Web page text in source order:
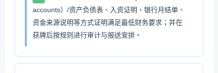
accounts）/资产负债表、入资证明、银行月结单、
资金来源说明等方式证明满足最低财务要求；并在
获牌后按规则进行审计与报送安排。